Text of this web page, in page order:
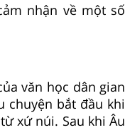
nhận về một số
văn học dân gian
chuyện bắt đầu khi
xứ núi. Sau khi Âu